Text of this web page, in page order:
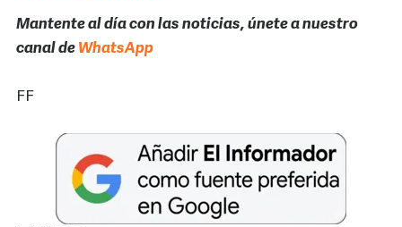
Mantente al día con las noticias, únete a nuestro
canal de WhatsApp
FF